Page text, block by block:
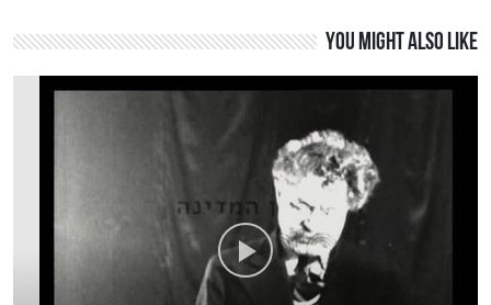
You might also like